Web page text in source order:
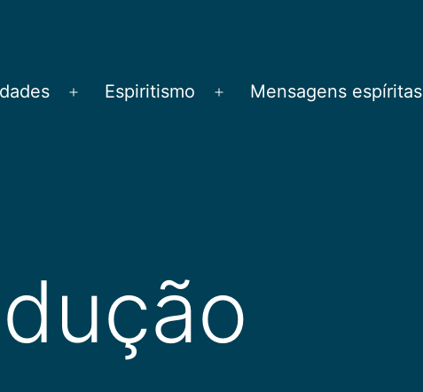
Abrir
Espiritismo
Abrir
Mensagens espíritas